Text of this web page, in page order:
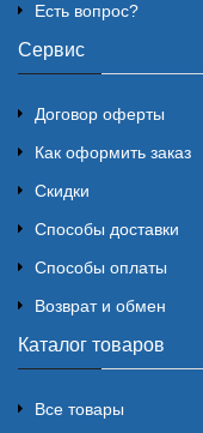
Есть вопрос?
Сервис
Договор оферты
Как оформить заказ
Скидки
Способы доставки
Способы оплаты
Возврат и обмен
Каталог товаров
Все товары